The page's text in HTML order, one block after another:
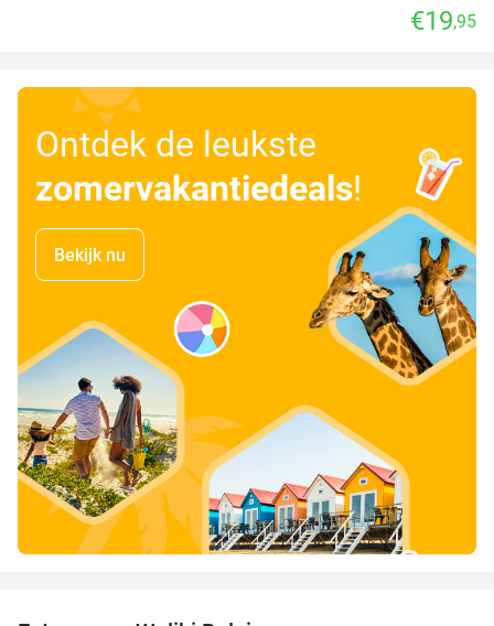
€19,95
Ontdek de leukste
zomervakantiedeals!
Bekijk nu